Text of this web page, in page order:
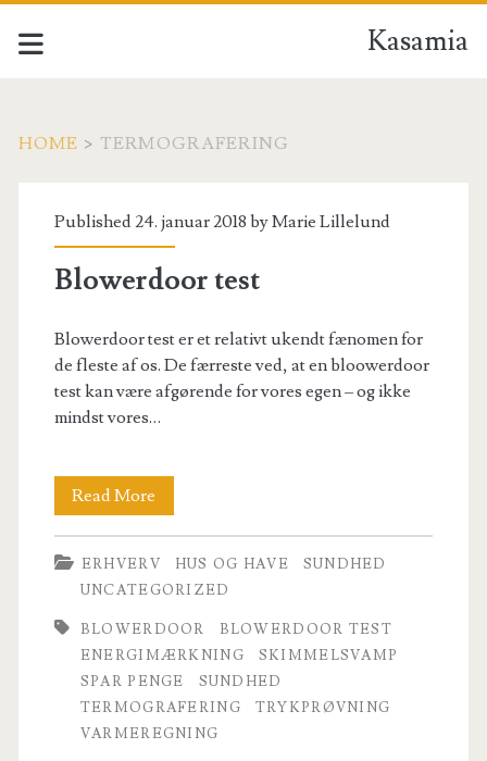
Kasamia
HOME > TERMOGRAFERING
Tag:
Published 24. januar 2018 byMarie Lillelund
Blowerdoor test
Blowerdoor test er et relativt ukendt fænomen for
de fleste af os. De færreste ved, at en bloowerdoor
test kan være afgørende for vores egen – og ikke
mindst vores…
Read More
test
ERHVERV HUS OG HAVE
SUNDHED
UNCATEGORIZED
BLOWERDOOR
BLOWERDOOR TEST
ENERGIMÆRKNING
SKIMMELSVAMP
SPAR PENGE
SUNDHED
TERMOGRAFERING
TRYKPRØVNING
VARMEREGNING